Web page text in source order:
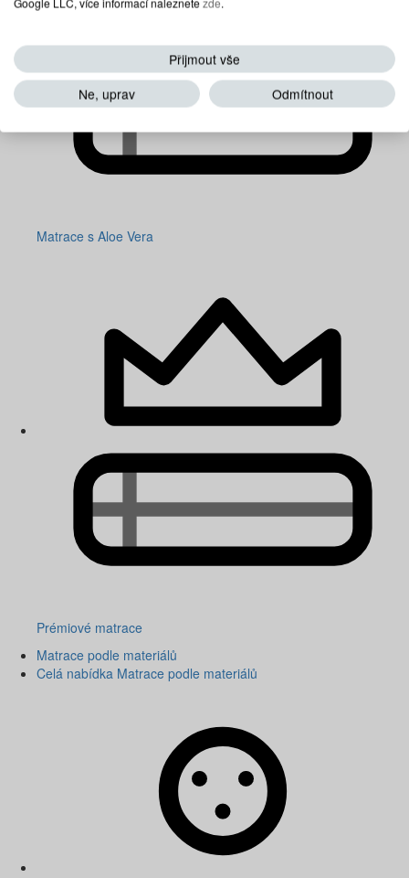
Matrace s Aloe Vera
Prémiové matrace
Matrace podle materiálů
Celá nabídka Matrace podle materiálů
Přijmout vše
Ne, uprav
Odmítnout